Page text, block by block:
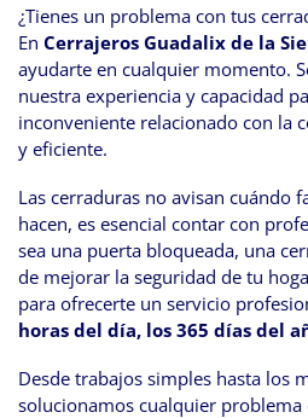
¿Tienes un problema con tus
En Cerrajeros Guadalix de la
ayudarte en cualquier momento.
nuestra experiencia y capacidad
inconveniente relacionado con la
y eficiente.
Las cerraduras no avisan cuándo
hacen, es esencial contar con
sea una puerta bloqueada, una
de mejorar la seguridad de tu
para ofrecerte un servicio
horas del día, los 365 días del
Desde trabajos simples hasta los
solucionamos cualquier problema